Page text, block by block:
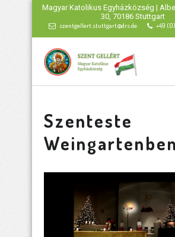
Magyar Katolikus Egyházközség |
30, 70186 Stuttgart
szentgellert.stuttgart@drs.de +49 (0)
Szenteste
Weingartenben